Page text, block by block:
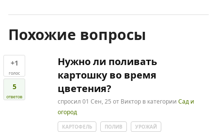
Похожие вопросы
+1
голос
5
ответов
Нужно ли поливать
картошку во время
цветения?
спросил 01 Сен, 25 от Виктор в категории Сад и
огород
КАРТОФЕЛЬ ПОЛИВ УРОЖАЙ